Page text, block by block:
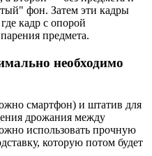
фон. Затем эти кадры
кадр с опорой
предмета.
необходимо
смартфон) и штатив для
дрожания между
использовать прочную
которую потом будет